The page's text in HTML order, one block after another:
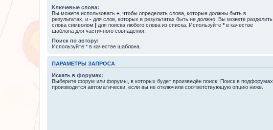
Ключевые слова:
Вы можете использовать + , чтобы определить слова, которые должны быть в
результатах, и - для слов, которых в результатах быть не должно. Вы можете разделить
слова символом | для поиска любого слова из списка. Используйте * в качестве
шаблона для частичного совпадения.
Поиск по автору:
Используйте * в качестве шаблона.
ПАРАМЕТРЫ ЗАПРОСА
Искать в форумах:
Выберите форум или форумы, в которых будет произведён поиск. Поиск в подфорумах
производится автоматически, если вы не отключили соответствующую опцию ниже.